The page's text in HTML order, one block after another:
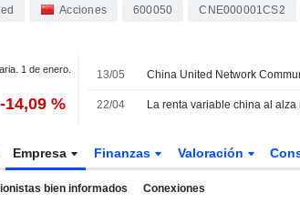
Acciones 600050 CNE000001CS2
1 de enero.
-14,09 %
13/05
22/04
Empresa Finanzas Valoración
bien informados Conexiones